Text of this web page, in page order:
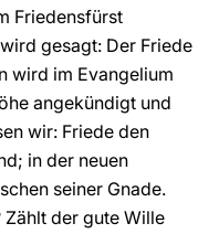
Friedensfürst
gesagt: Der Friede
wird im Evangelium
angekündigt und
wir: Friede den
in der neuen
seiner Gnade.
der gute Wille